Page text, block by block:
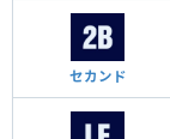
セカンド